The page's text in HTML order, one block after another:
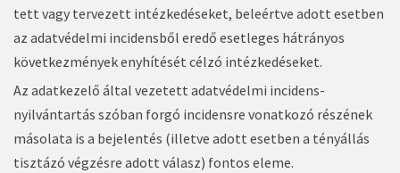
tett vagy tervezett intézkedéseket, beleértve adott esetben
az adatvédelmi incidensből eredő esetleges hátrányos
következmények enyhítését célzó intézkedéseket.
Az adatkezelő által vezetett adatvédelmi incidens-
nyilvántartás szóban forgó incidensre vonatkozó részének
másolata is a bejelentés (illetve adott esetben a tényállás
tisztázó végzésre adott válasz) fontos eleme.